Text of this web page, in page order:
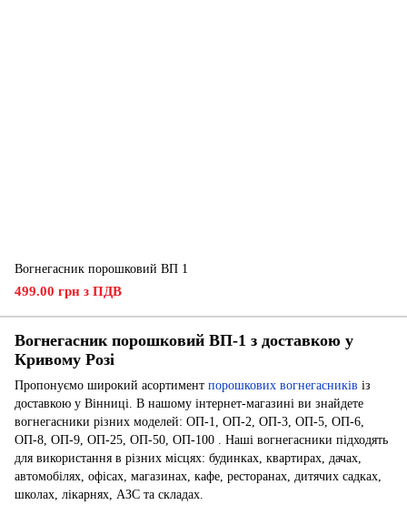
Вогнегасник порошковий ВП 1
499.00 грн з ПДВ
Вогнегасник порошковий ВП-1 з доставкою у
Кривому Розі
Пропонуємо широкий асортимент порошкових вогнегасників із
доставкою у Вінниці. В нашому інтернет-магазині ви знайдете
вогнегасники різних моделей: ОП-1, ОП-2, ОП-3, ОП-5, ОП-6,
ОП-8, ОП-9, ОП-25, ОП-50, ОП-100 . Наші вогнегасники підходять
для використання в різних місцях: будинках, квартирах, дачах,
автомобілях, офісах, магазинах, кафе, ресторанах, дитячих садках,
школах, лікарнях, АЗС та складах.